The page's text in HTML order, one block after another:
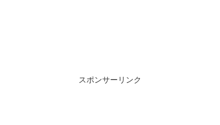
スポンサーリンク